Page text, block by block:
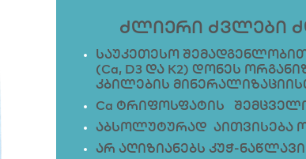
ძლიერი ძვლები
საუკეთესო
(Ca, D3 და K2) დონეს
კბილების
Ca ტრიფოსფატის
აბსოლუტურად აითვისება
არ აღიზიანებს კუჭ-